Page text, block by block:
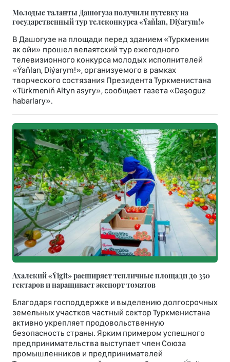
Молодые таланты Дашогуза получили путевку на
государственный тур телеконкурса «Ýaňlan, Diýarym!»
В Дашогузе на площади перед зданием «Туркменин
ак ойи» прошел велаятский тур ежегодного
телевизионного конкурса молодых исполнителей
«Ýaňlan, Diýarym!», организуемого в рамках
творческого состязания Президента Туркменистана
«Türkmeniň Altyn asyry», сообщает газета «Daşoguz
habarlary».
Ахалский «Ýigit» расширяет тепличные площади до 350
гектаров и наращивает экспорт томатов
Благодаря господдержке и выделению долгосрочных
земельных участков частный сектор Туркменистана
активно укрепляет продовольственную
безопасность страны. Ярким примером успешного
предпринимательства выступает член Союза
промышленников и предпринимателей